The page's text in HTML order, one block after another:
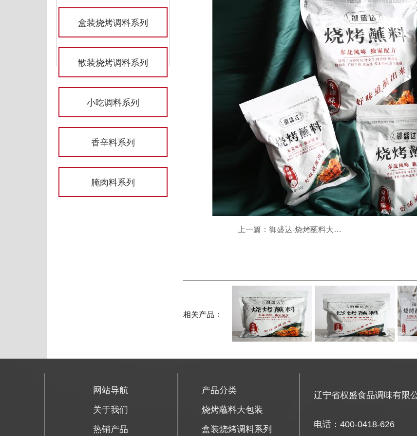
盒装烧烤调料系列
散装烧烤调料系列
小吃调料系列
香辛料系列
腌肉料系列
上一篇：御盛达-烧烤蘸料大包装
相关产品：
网站导航
关于我们
热销产品
产品分类
烧烤蘸料大包装
盒装烧烤调料系列
辽宁省权盛食品调味有限
电话：400-0418-626